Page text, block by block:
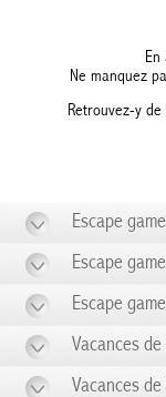
Ne manquez
Retrouvez-y